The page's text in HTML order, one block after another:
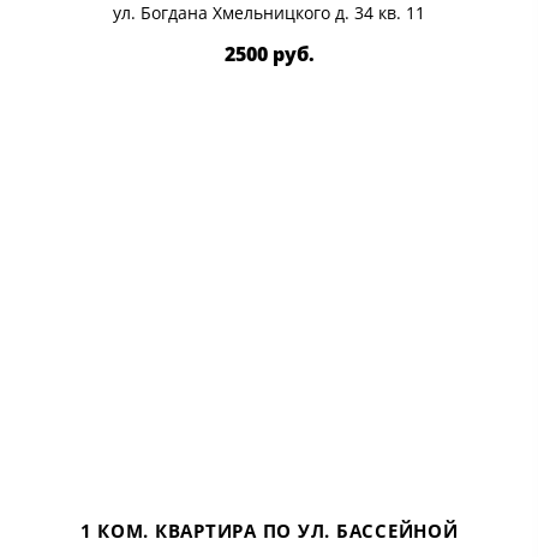
ул. Богдана Хмельницкого д. 34 кв. 11
2500 руб.
1 КОМ. КВАРТИРА ПО УЛ. БАССЕЙНОЙ